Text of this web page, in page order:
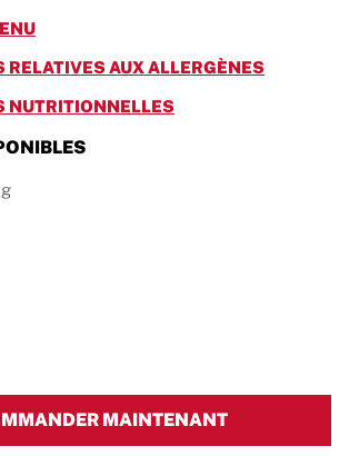
MAINTENANT
LINK OPENS IN NEW TAB
RELATIVES AUX ALLERGÈNES
NUTRITIONNELLES